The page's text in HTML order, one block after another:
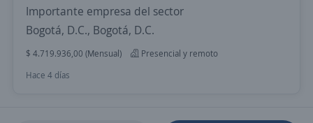
Importante empresa del sector
Bogotá, D.C., Bogotá, D.C.
$ 4.719.936,00 (Mensual)
Presencial y remoto
Hace 4 días